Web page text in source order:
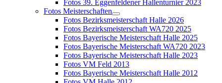
Fotos 39. Eggenfeldener Hallenturnier 2023
Fotos Meisterschaften
Fotos Bezirksmeisterschaft Halle 2026
Fotos Bezirksmeisterschaft WA720 2025
Fotos Bayerische Meisterschaft Halle 2025
Fotos Bayerische Meisterschaft WA720 2023
Fotos Bayerische Meisterschaft Halle 2023
Fotos VM Feld 2013
Fotos Bayerische Meisterschaft Halle 2012